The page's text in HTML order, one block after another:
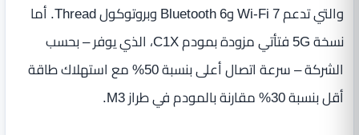
والتي تدعم Wi-Fi 7 وBluetooth 6 وبروتوكول Thread. أما
نسخة 5G فتأتي مزودة بمودم C1X، الذي يوفر – بحسب
الشركة – سرعة اتصال أعلى بنسبة 50% مع استهلاك طاقة
أقل بنسبة 30% مقارنة بالمودم في طراز M3.